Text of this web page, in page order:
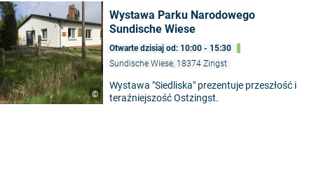
©
Wystawa Parku Narodowego
Sundische Wiese
Otwarte dzisiaj od: 10:00 - 15:30
Sundische Wiese, 18374 Zingst
Wystawa "Siedliska" prezentuje przeszłość i
teraźniejszość Ostzingst.